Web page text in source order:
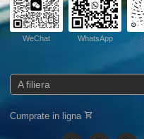
WeChat WhatsApp
A filiera
Cumprate in ligna